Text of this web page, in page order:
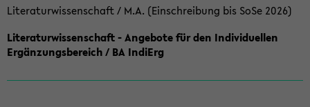
Literaturwissenschaft / M.A. (Einschreibung bis SoSe 2026)
Literaturwissenschaft - Angebote für den Individuellen
Ergänzungsbereich / BA IndiErg